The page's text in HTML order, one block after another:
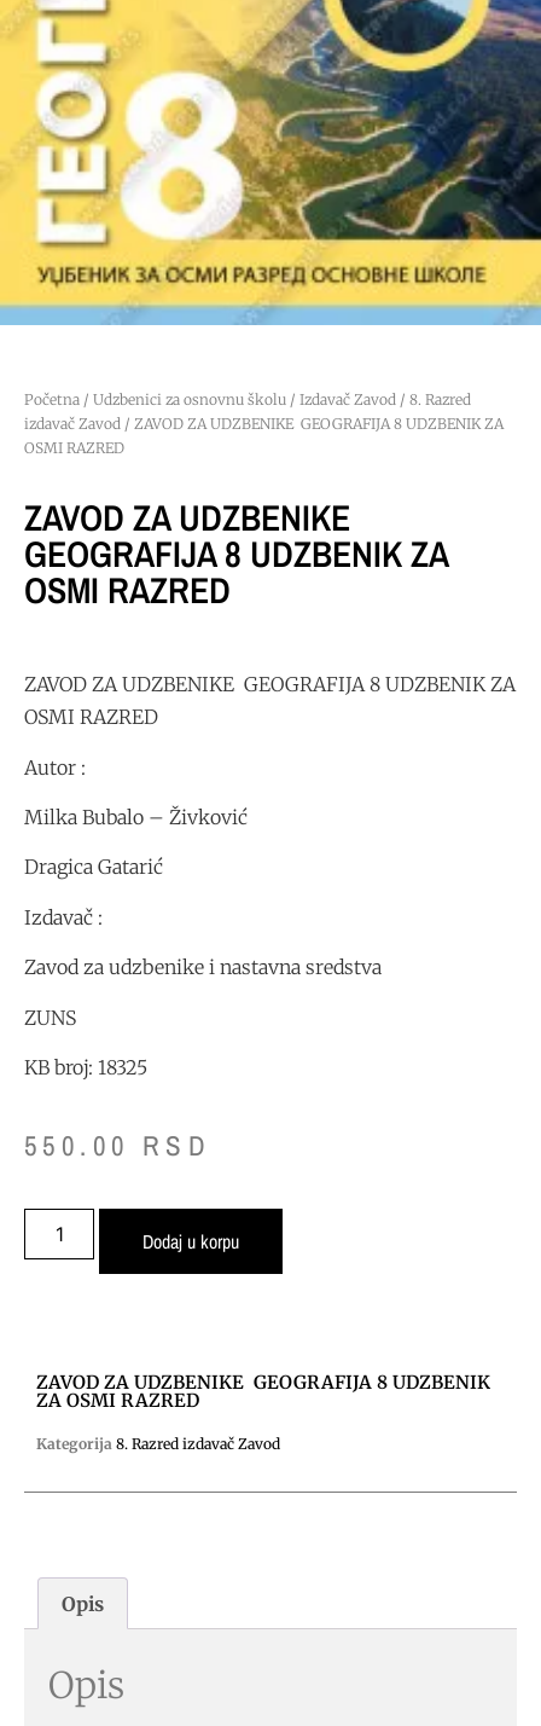
Početna / Udzbenici za osnovnu školu / Izdavač Zavod / 8. Razred
izdavač Zavod / ZAVOD ZA UDZBENIKE GEOGRAFIJA 8 UDZBENIK ZA
OSMI RAZRED
ZAVOD ZA UDZBENIKE
GEOGRAFIJA 8 UDZBENIK ZA
OSMI RAZRED
ZAVOD ZA UDZBENIKE GEOGRAFIJA 8 UDZBENIK ZA
OSMI RAZRED
Autor :
Milka Bubalo – Živković
Dragica Gatarić
Izdavač :
Zavod za udzbenike i nastavna sredstva
ZUNS
KB broj: 18325
550.00 RSD
Dodaj u korpu
ZAVOD ZA UDZBENIKE GEOGRAFIJA 8 UDZBENIK
ZA OSMI RAZRED
Kategorija 8. Razred izdavač Zavod
Opis
Opis